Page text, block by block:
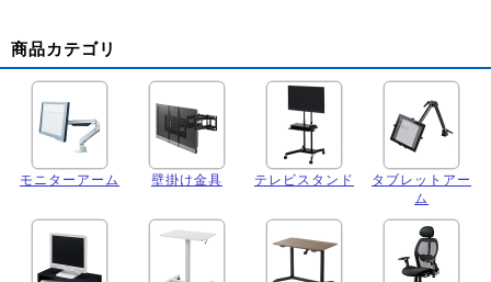
商品カテゴリ
モニターアーム 壁掛け金具 テレビスタンド
タブレットアー
ム